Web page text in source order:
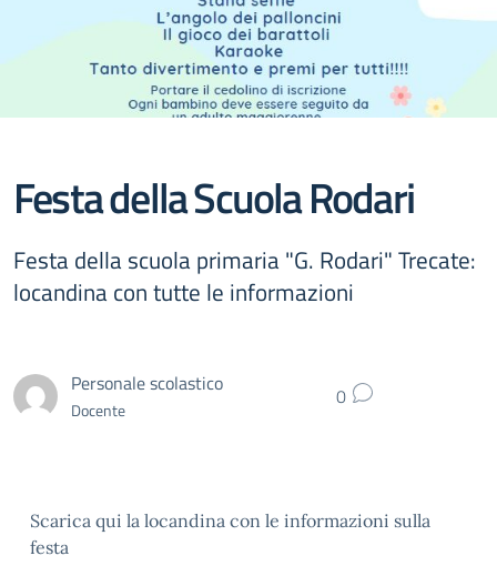
Festa della Scuola Rodari
Festa della scuola primaria "G. Rodari" Trecate:
locandina con tutte le informazioni
Personale scolastico
Docente 0
Scarica qui la locandina con le informazioni sulla
festa